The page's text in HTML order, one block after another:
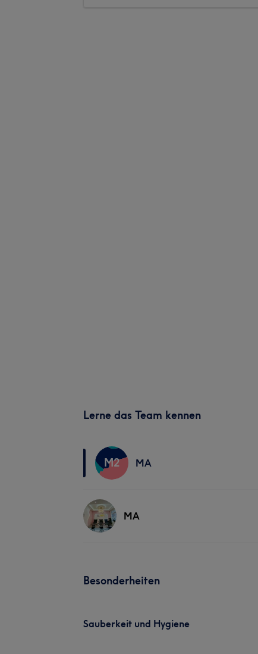
Lerne das Team kennen
M2 MA
MA
Besonderheiten
Sauberkeit und Hygiene